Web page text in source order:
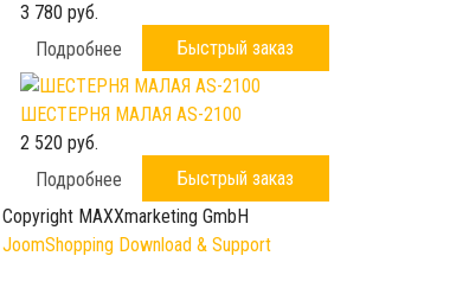
3 780 руб.
Подробнее
Быстрый заказ
ШЕСТЕРНЯ МАЛАЯ AS-2100
2 520 руб.
Подробнее
Быстрый заказ
Copyright MAXXmarketing GmbH
JoomShopping Download & Support